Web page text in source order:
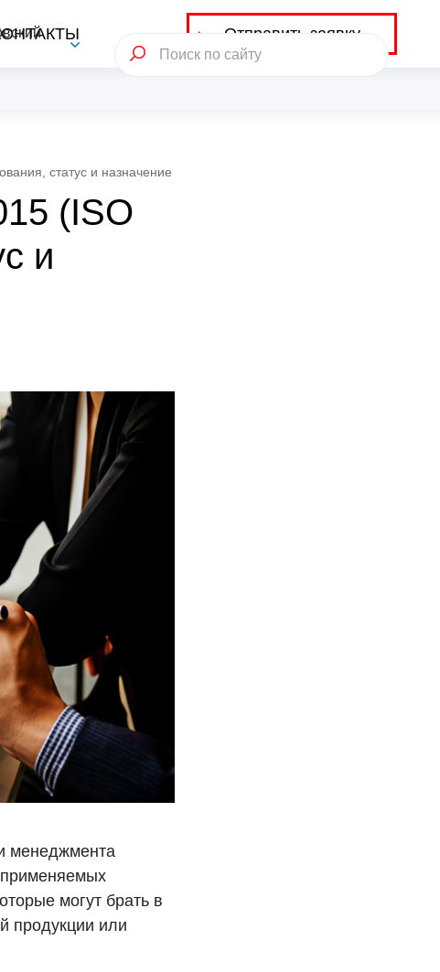
Отправить заявку
статус и назначение
(ISO
и
менеджмента
могут брать в
продукции или